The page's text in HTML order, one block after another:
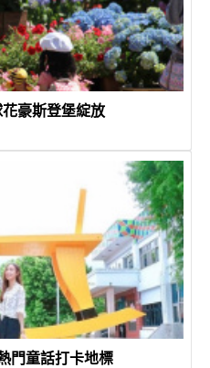
豪斯登堡綻放
門童話打卡地標